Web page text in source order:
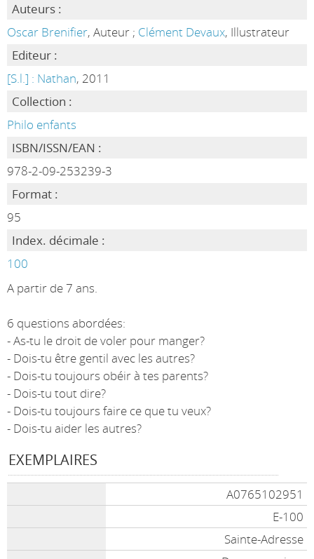
Auteurs :
Oscar Brenifier, Auteur ; Clément Devaux, Illustrateur
Editeur :
[S.l.] : Nathan, 2011
Collection :
Philo enfants
ISBN/ISSN/EAN :
978-2-09-253239-3
Format :
95
Index. décimale :
100
A partir de 7 ans.
6 questions abordées:
- As-tu le droit de voler pour manger?
- Dois-tu être gentil avec les autres?
- Dois-tu toujours obéir à tes parents?
- Dois-tu tout dire?
- Dois-tu toujours faire ce que tu veux?
- Dois-tu aider les autres?
EXEMPLAIRES
A0765102951
E-100
Sainte-Adresse